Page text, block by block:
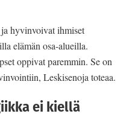
hyvinvoivat ihmiset
elämän osa-alueilla.
oppivat paremmin. Se on
Leskisenoja toteaa.
ei kiellä